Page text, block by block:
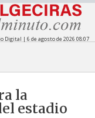
Digital | 6 de agosto de 2026 08:07
la
estadio